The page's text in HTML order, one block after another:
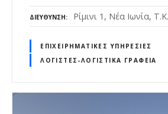
ΔΙΕΎΘΥΝΣΗ Ρίμινι 1, Νέα Ιωνία,
ΕΠΙΧΕΙΡΗΜΑΤΙΚΈΣ ΥΠΗΡΕΣΊΕΣ
ΛΟΓΙΣΤΈΣ-ΛΟΓΙΣΤΙΚΆ ΓΡΑΦΕΊΑ